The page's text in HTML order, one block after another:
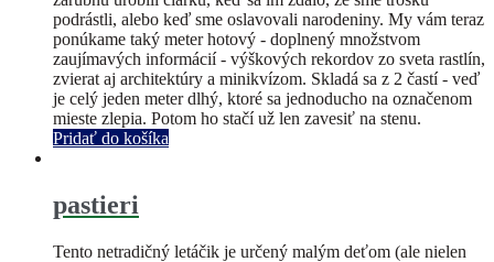
podrástli, alebo keď sme oslavovali narodeniny. My vám teraz
ponúkame taký meter hotový - doplnený množstvom
zaujímavých informácií - výškových rekordov zo sveta rastlín,
zvierat aj architektúry a minikvízom. Skladá sa z 2 častí - veď
je celý jeden meter dlhý, ktoré sa jednoducho na označenom
mieste zlepia. Potom ho stačí už len zavesiť na stenu.
Pridať do košíka
pastieri
Tento netradičný letáčik je určený malým deťom (ale nielen